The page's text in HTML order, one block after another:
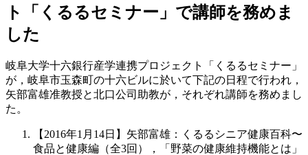
ト「くるるセミナー」で講師を務めま
した
岐阜大学十六銀行産学連携プロジェクト「くるるセミナー」
が，岐阜市玉森町の十六ビルに於いて下記の日程で行われ，
矢部富雄准教授と北口公司助教が，それぞれ講師を務めまし
た。
【2016年1月14日】矢部富雄：くるるシニア健康百科〜
食品と健康編（全3回），「野菜の健康維持機能とは」